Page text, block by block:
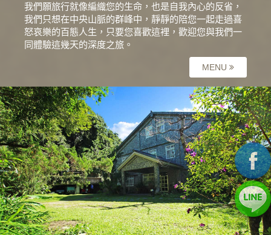
我們願旅行就像編織您的生命，也是自我內心的反省，
我們只想在中央山脈的群峰中，靜靜的陪您一起走過喜
怒哀樂的百態人生，只要您喜歡這裡，歡迎您與我們一
同體驗這幾天的深度之旅。
MENU